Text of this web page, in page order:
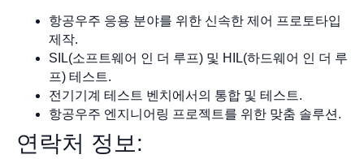
항공우주 응용 분야를 위한 신속한 제어 프로토타입
제작.
SIL(소프트웨어 인 더 루프) 및 HIL(하드웨어 인 더 루
프) 테스트.
전기기계 테스트 벤치에서의 통합 및 테스트.
항공우주 엔지니어링 프로젝트를 위한 맞춤 솔루션.
연락처 정보: